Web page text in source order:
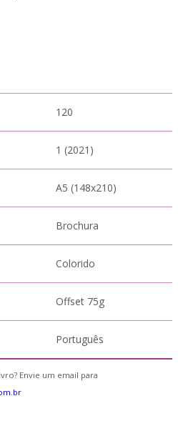
120
1 (2021)
A5 (148x210)
Brochura
Colorido
Offset 75g
Português
Envie um email para